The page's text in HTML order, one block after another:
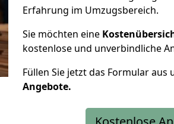
Erfahrung im Umzugsbereich.
Sie möchten eine
kostenlose und unverbindliche
Füllen Sie jetzt das Formular aus
Angebote.